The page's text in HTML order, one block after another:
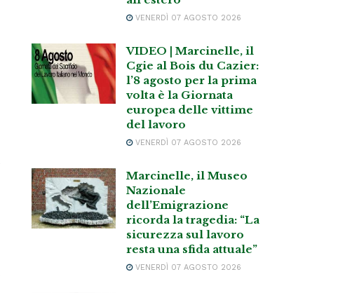
VENERDÌ 07 AGOSTO 2026
VIDEO | Marcinelle, il
Cgie al Bois du Cazier:
l’8 agosto per la prima
volta è la Giornata
europea delle vittime
del lavoro
VENERDÌ 07 AGOSTO 2026
Marcinelle, il Museo
Nazionale
dell’Emigrazione
ricorda la tragedia: “La
sicurezza sul lavoro
resta una sfida attuale”
VENERDÌ 07 AGOSTO 2026